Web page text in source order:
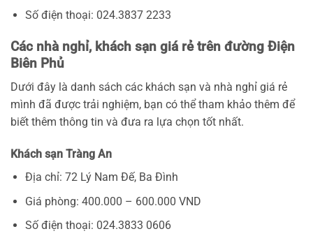
Số điện thoại: 024.3837 2233
Các nhà nghỉ, khách sạn giá rẻ trên đường Điện
Biên Phủ
Dưới đây là danh sách các khách sạn và nhà nghỉ giá rẻ
mình đã được trải nghiệm, bạn có thể tham khảo thêm để
biết thêm thông tin và đưa ra lựa chọn tốt nhất.
Khách sạn Tràng An
Địa chỉ: 72 Lý Nam Đế, Ba Đình
Giá phòng: 400.000 – 600.000 VND
Số điện thoại: 024.3833 0606